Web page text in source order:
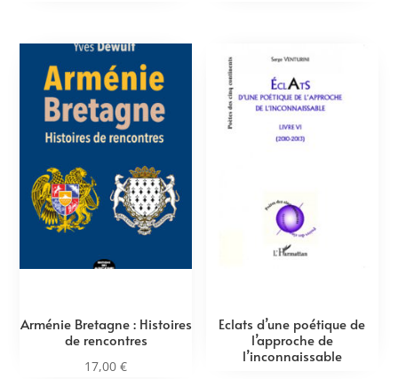
Arménie Bretagne : Histoires
de rencontres
17,00€
Eclats d’une poétique de
l’approche de
l’inconnaissable